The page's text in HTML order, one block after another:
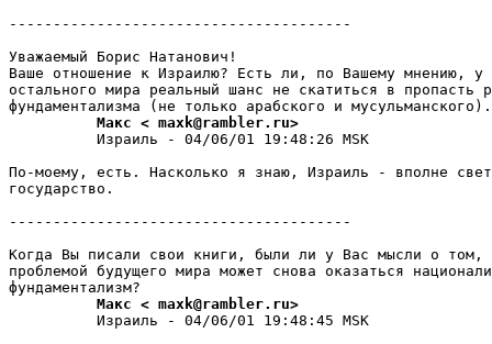
---------------------------------------
Уважаемый Борис Hатанович!
Ваше отношение к Изpаилю? Есть ли, по Вашему мнению,
остального мира реальный шанс не скатиться в пропасть
          Макс < maxk@rambler.ru>
          Израиль - 04/06/01 19:48:26 MSK
По-моему, есть. Насколько я знаю, Израиль - вполне
госудаpство.
---------------------------------------
Когда Вы писали свои книги, были ли у Вас мысли о том,
проблемой будущего мира может снова оказаться
          Макс < maxk@rambler.ru>
          Израиль - 04/06/01 19:48:45 MSK